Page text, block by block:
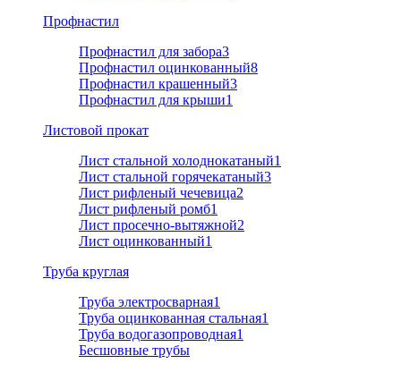
Профнастил
Профнастил для забора3
Профнастил оцинкованный8
Профнастил крашенный3
Профнастил для крыши1
Листовой прокат
Лист стальной холоднокатаный1
Лист стальной горячекатаный3
Лист рифленый чечевица2
Лист рифленый ромб1
Лист просечно-вытяжной2
Лист оцинкованный1
Труба круглая
Труба электросварная1
Труба оцинкованная стальная1
Труба водогазопроводная1
Бесшовные трубы